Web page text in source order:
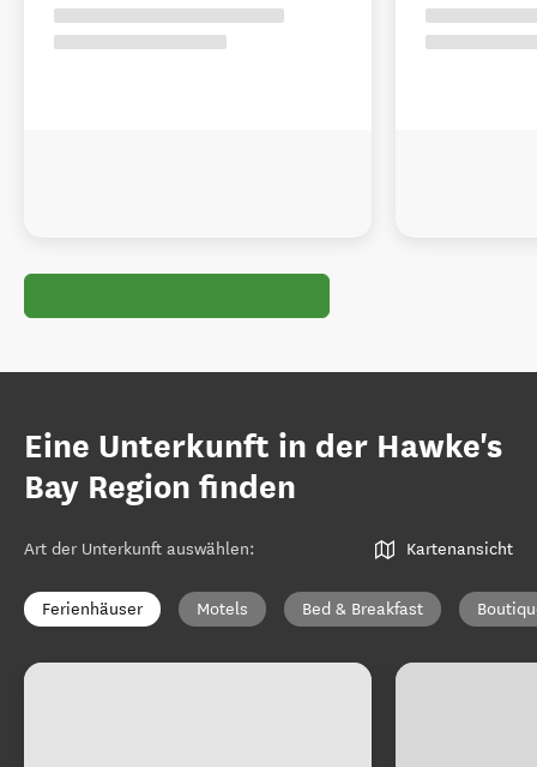
Eine Unterkunft in der Hawke's
Bay Region finden
Art der Unterkunft auswählen: Kartenansicht
Ferienhäuser Motels Bed & Breakfast